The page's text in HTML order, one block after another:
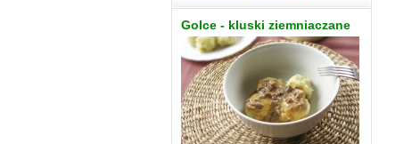
Golce - kluski ziemniaczane